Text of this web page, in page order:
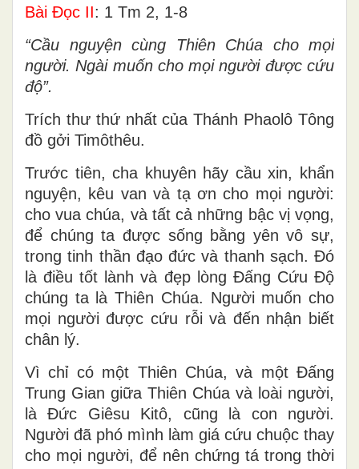
Bài Ðọc II: 1 Tm 2, 1-8
“Cầu nguyện cùng Thiên Chúa cho mọi
người. Ngài muốn cho mọi người được cứu
độ”.
Trích thư thứ nhất của Thánh Phaolô Tông
đồ gởi Timôthêu.
Trước tiên, cha khuyên hãy cầu xin, khẩn
nguyện, kêu van và tạ ơn cho mọi người:
cho vua chúa, và tất cả những bậc vị vọng,
để chúng ta được sống bằng yên vô sự,
trong tinh thần đạo đức và thanh sạch. Ðó
là điều tốt lành và đẹp lòng Ðấng Cứu Ðộ
chúng ta là Thiên Chúa. Người muốn cho
mọi người được cứu rỗi và đến nhận biết
chân lý.
Vì chỉ có một Thiên Chúa, và một Ðấng
Trung Gian giữa Thiên Chúa và loài người,
là Ðức Giêsu Kitô, cũng là con người.
Người đã phó mình làm giá cứu chuộc thay
cho mọi người, để nên chứng tá trong thời